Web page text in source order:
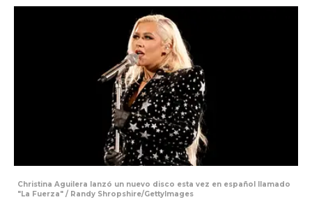
Christina Aguilera lanzó un nuevo disco esta vez en español llamado
"La Fuerza" / Randy Shropshire/GettyImages